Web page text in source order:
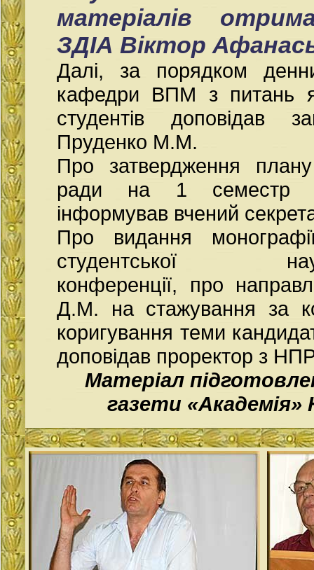
матеріалів
ЗДІА Віктор
Далі, за порядком
кафедри ВПМ з питань
студентів
Пруденко М.М.
Про затвердження
ради на 1 семестр
інформував вчений
Про видання
студентської
конференції, про
Д.М. на стажування за
коригування теми
доповідав проректор з
Матеріал
газети